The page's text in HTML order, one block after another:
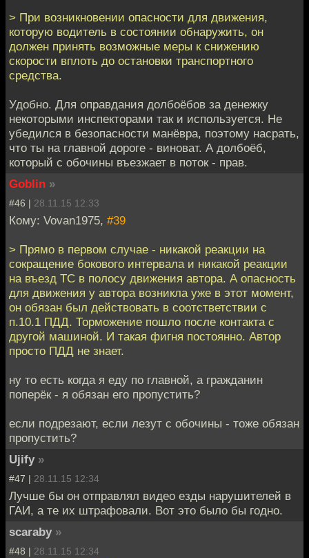
> При возникновении опасности для движения,
которую водитель в состоянии обнаружить, он
должен принять возможные меры к снижению
скорости вплоть до остановки транспортного
средства.
Удобно. Для оправдания долбоёбов за денежку
некоторыми инспекторами так и используется. Не
убедился в безопасности манёвра, поэтому насрать,
что ты на главной дороге - виноват. А долбоёб,
который с обочины въезжает в поток - прав.
Goblin »
#46 | 28.11.15 12:33
Кому: Vovan1975, #39
> Прямо в первом случае - никакой реакции на
сокращение бокового интервала и никакой реакции
на въезд ТС в полосу движения автора. А опасность
для движения у автора возникла уже в этот момент,
он обязан был действовать в соотстветствии с
п.10.1 ПДД. Торможение пошло после контакта с
другой машиной. И такая фигня постоянно. Автор
просто ПДД не знает.
ну то есть когда я еду по главной, а гражданин
поперёк - я обязан его пропустить?
если подрезают, если лезут с обочины - тоже обязан
пропустить?
Ujify »
#47 | 28.11.15 12:34
Лучше бы он отправлял видео езды нарушителей в
ГАИ, а те их штрафовали. Вот это было бы годно.
scaraby »
#48 | 28.11.15 12:34